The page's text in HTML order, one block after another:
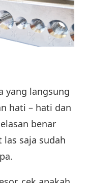
yang langsung
hati – hati dan
benar
las saja sudah